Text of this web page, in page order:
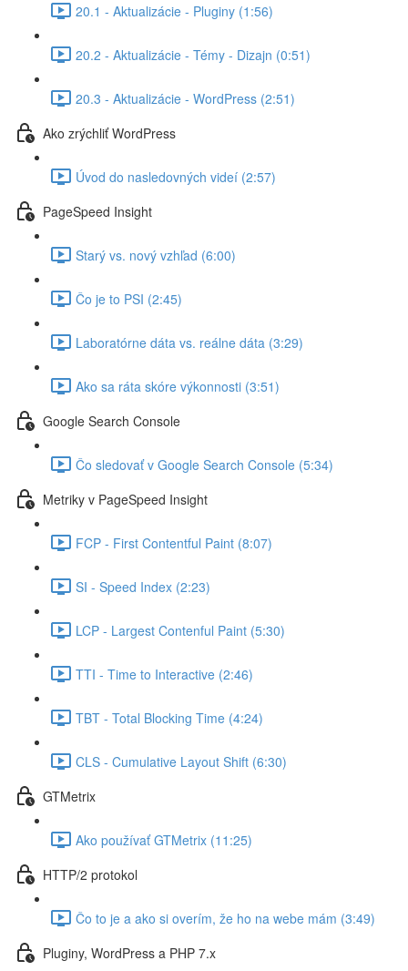
20.1 - Aktualizácie - Pluginy (1:56)
20.2 - Aktualizácie - Témy - Dizajn (0:51)
20.3 - Aktualizácie - WordPress (2:51)
Ako zrýchliť WordPress
Úvod do nasledovných videí (2:57)
PageSpeed Insight
Starý vs. nový vzhľad (6:00)
Čo je to PSI (2:45)
Laboratórne dáta vs. reálne dáta (3:29)
Ako sa ráta skóre výkonnosti (3:51)
Google Search Console
Čo sledovať v Google Search Console (5:34)
Metriky v PageSpeed Insight
FCP - First Contentful Paint (8:07)
SI - Speed Index (2:23)
LCP - Largest Contenful Paint (5:30)
TTI - Time to Interactive (2:46)
TBT - Total Blocking Time (4:24)
CLS - Cumulative Layout Shift (6:30)
GTMetrix
Ako používať GTMetrix (11:25)
HTTP/2 protokol
Čo to je a ako si overím, že ho na webe mám (3:49)
Pluginy, WordPress a PHP 7.x